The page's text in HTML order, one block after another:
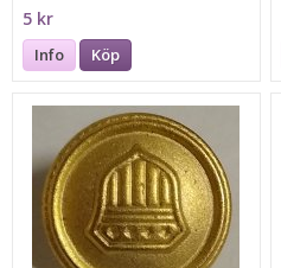
5 kr
Info Köp